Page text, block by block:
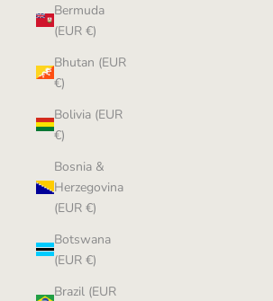
Bermuda
(EUR €)
Bhutan (EUR
€)
Bolivia (EUR
€)
Bosnia &
Herzegovina
(EUR €)
Botswana
(EUR €)
Brazil (EUR